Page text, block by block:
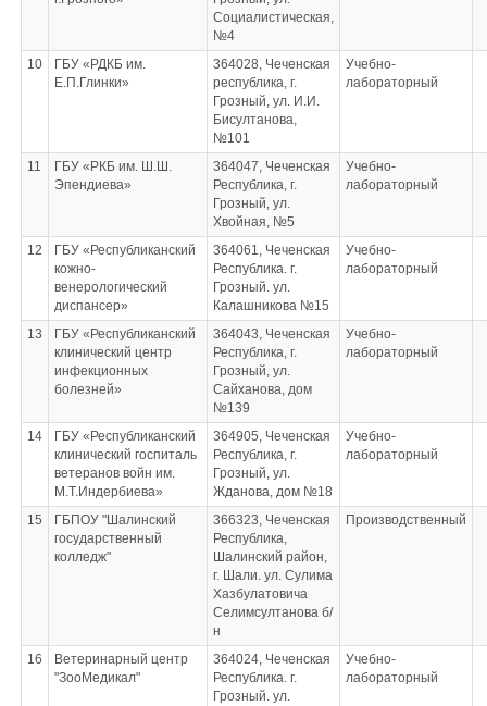
Социалистическая,
№4
10
ГБУ «РДКБ им.
Е.П.Глинки»
364028, Чеченская
республика, г.
Грозный, ул. И.И.
Бисултанова,
№101
Учебно-
лабораторный
11
ГБУ «РКБ им. Ш.Ш.
Эпендиева»
364047, Чеченская
Республика, г.
Грозный, ул.
Хвойная, №5
Учебно-
лабораторный
12
ГБУ «Республиканский
кожно-
венерологический
диспансер»
364061, Чеченская
Республика. г.
Грозный. ул.
Калашникова №15
Учебно-
лабораторный
13
ГБУ «Республиканский
клинический центр
инфекционных
болезней»
364043, Чеченская
Республика, г.
Грозный, ул.
Сайханова, дом
№139
Учебно-
лабораторный
14
ГБУ «Республиканский
клинический госпиталь
ветеранов войн им.
М.Т.Индербиева»
364905, Чеченская
Республика, г.
Грозный, ул.
Жданова, дом №18
Учебно-
лабораторный
15
ГБПОУ "Шалинский
государственный
колледж"
366323, Чеченская
Республика,
Шалинский район,
г. Шали. ул. Сулима
Хазбулатовича
Селимсултанова б/
н
Производственный
16
Ветеринарный центр
"ЗооМедикал"
364024, Чеченская
Республика. г.
Грозный. ул.
Учебно-
лабораторный